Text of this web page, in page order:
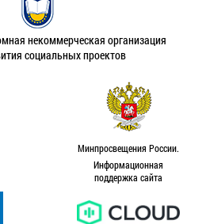
некоммерческая организация
социальных проектов
Минпросвещения России.
Информационная
поддержка сайта